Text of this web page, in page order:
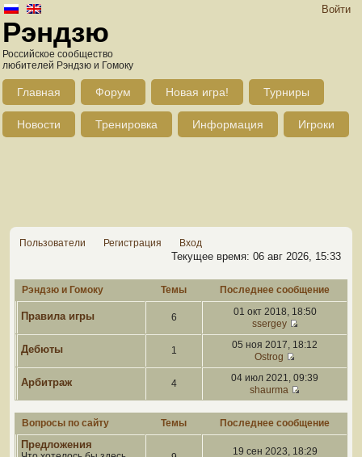
Войти
Рэндзю
Российское сообщество
любителей Рэндзю и Гомоку
Главная Форум Новая игра! Турниры
Новости Тренировка Информация Игроки
Пользователи Регистрация Вход
Текущее время: 06 авг 2026, 15:33
Рэндзю и Гомоку Темы Последнее сообщение
Правила игры 6
01 окт 2018, 18:50
ssergey
Дебюты 1
05 ноя 2017, 18:12
Ostrog
Арбитраж 4
04 июл 2021, 09:39
shaurma
Вопросы по сайту Темы Последнее сообщение
Предложения
19 сен 2023, 18:29